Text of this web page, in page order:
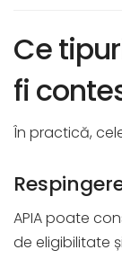
Ce
fi
În practică,
APIA poate
de eligibilitate